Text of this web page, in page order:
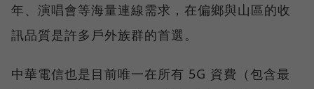
年、演唱會等海量連線需求，在偏鄉與山區的收
訊品質是許多戶外族群的首選。
中華電信也是目前唯一在所有 5G 資費（包含最